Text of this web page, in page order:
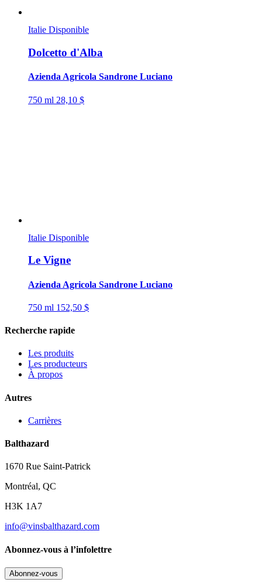
Italie Disponible
Dolcetto d'Alba
Azienda Agricola Sandrone Luciano
750 ml 28,10 $
Italie Disponible
Le Vigne
Azienda Agricola Sandrone Luciano
750 ml 152,50 $
Recherche rapide
Les produits
Les producteurs
À propos
Autres
Carrières
Balthazard
1670 Rue Saint-Patrick
Montréal, QC
H3K 1A7
info@vinsbalthazard.com
Abonnez-vous à l’infolettre
Abonnez-vous